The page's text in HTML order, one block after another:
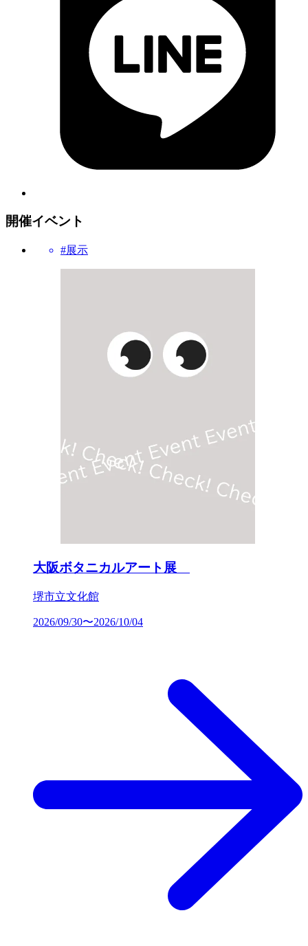
開催イベント
#展示
大阪ボタニカルアート展
堺市立文化館
2026/09/30〜2026/10/04